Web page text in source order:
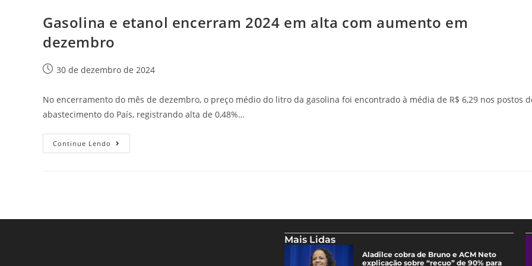
Gasolina e etanol encerram 2024 em alta com aumento em
dezembro
30 de dezembro de 2024
No encerramento do mês de dezembro, o preço médio do litro da gasolina foi encontrado à média de R$ 6,29 nos postos
abastecimento do País, registrando alta de 0,48%…
Continue Lendo
Mais Lidas
Aladilce cobra de Bruno e ACM Neto
explicação sobre “recuo” de 90% para